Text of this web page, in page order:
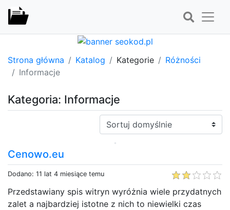
Strona główna Katalog Kategorie
Różności
Informacje
Kategoria: Informacje
Sortuj:
Cenowo.eu
Dodano: 11 lat 4 miesiące temu
Przedstawiany spis witryn wyróżnia wiele przydatnych
zalet a najbardziej istotne z nich to niewielki czas